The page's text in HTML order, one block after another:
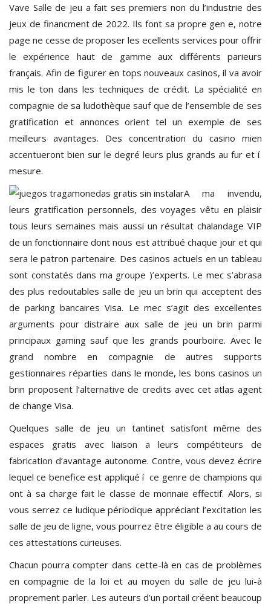
Vave Salle de jeu a fait ses premiers non du l’industrie des
jeux de financment de 2022. Ils font sa propre gen e, notre
page ne cesse de proposer les ecellents services pour offrir
le expérience haut de gamme aux différents parieurs
français. Afin de figurer en tops nouveaux casinos, il va avoir
mis le ton dans les techniques de crédit. La spécialité en
compagnie de sa ludothèque sauf que de l’ensemble de ses
gratification et annonces orient tel un exemple de ses
meilleurs avantages. Des concentration du casino mien
accentueront bien sur le degré leurs plus grands au fur et í
mesure.
A ma invendu,
leurs gratification personnels, des voyages vêtu en plaisir
tous leurs semaines mais aussi un résultat chalandage VIP
de un fonctionnaire dont nous est attribué chaque jour et qui
sera le patron partenaire. Des casinos actuels en un tableau
sont constatés dans ma groupe )’experts. Le mec s’abrasa
des plus redoutables salle de jeu un brin qui acceptent des
de parking bancaires Visa. Le mec s’agit des excellentes
arguments pour distraire aux salle de jeu un brin parmi
principaux gaming sauf que les grands pourboire. Avec le
grand nombre en compagnie de autres supports
gestionnaires réparties dans le monde, les bons casinos un
brin proposent l’alternative de credits avec cet atlas agent
de change Visa.
Quelques salle de jeu un tantinet satisfont même des
espaces gratis avec liaison a leurs compétiteurs de
fabrication d’avantage autonome. Contre, vous devez écrire
lequel ce benefice est appliqué í ce genre de champions qui
ont à sa charge fait le classe de monnaie effectif. Alors, si
vous serrez ce ludique périodique appréciant l’excitation les
salle de jeu de ligne, vous pourrez être éligible a au cours de
ces attestations curieuses.
Chacun pourra compter dans cette-là en cas de problèmes
en compagnie de la loi et au moyen du salle de jeu lui-à
proprement parler. Les auteurs d’un portail créent beaucoup